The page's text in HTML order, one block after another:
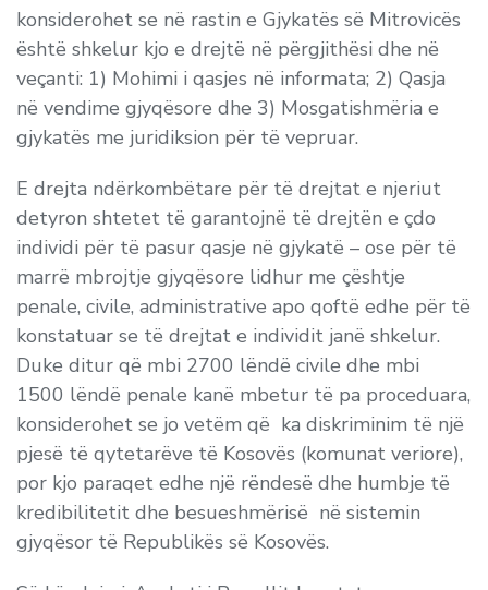
konsiderohet se në rastin e Gjykatës së Mitrovicës
është shkelur kjo e drejtë në përgjithësi dhe në
veçanti: 1) Mohimi i qasjes në informata; 2) Qasja
në vendime gjyqësore dhe 3) Mosgatishmëria e
gjykatës me juridiksion për të vepruar.
E drejta ndërkombëtare për të drejtat e njeriut
detyron shtetet të garantojnë të drejtën e çdo
individi për të pasur qasje në gjykatë – ose për të
marrë mbrojtje gjyqësore lidhur me çështje
penale, civile, administrative apo qoftë edhe për të
konstatuar se të drejtat e individit janë shkelur.
Duke ditur që mbi 2700 lëndë civile dhe mbi
1500 lëndë penale kanë mbetur të pa proceduara,
konsiderohet se jo vetëm që ka diskriminim të një
pjesë të qytetarëve të Kosovës (komunat veriore),
por kjo paraqet edhe një rëndesë dhe humbje të
kredibilitetit dhe besueshmërisë në sistemin
gjyqësor të Republikës së Kosovës.